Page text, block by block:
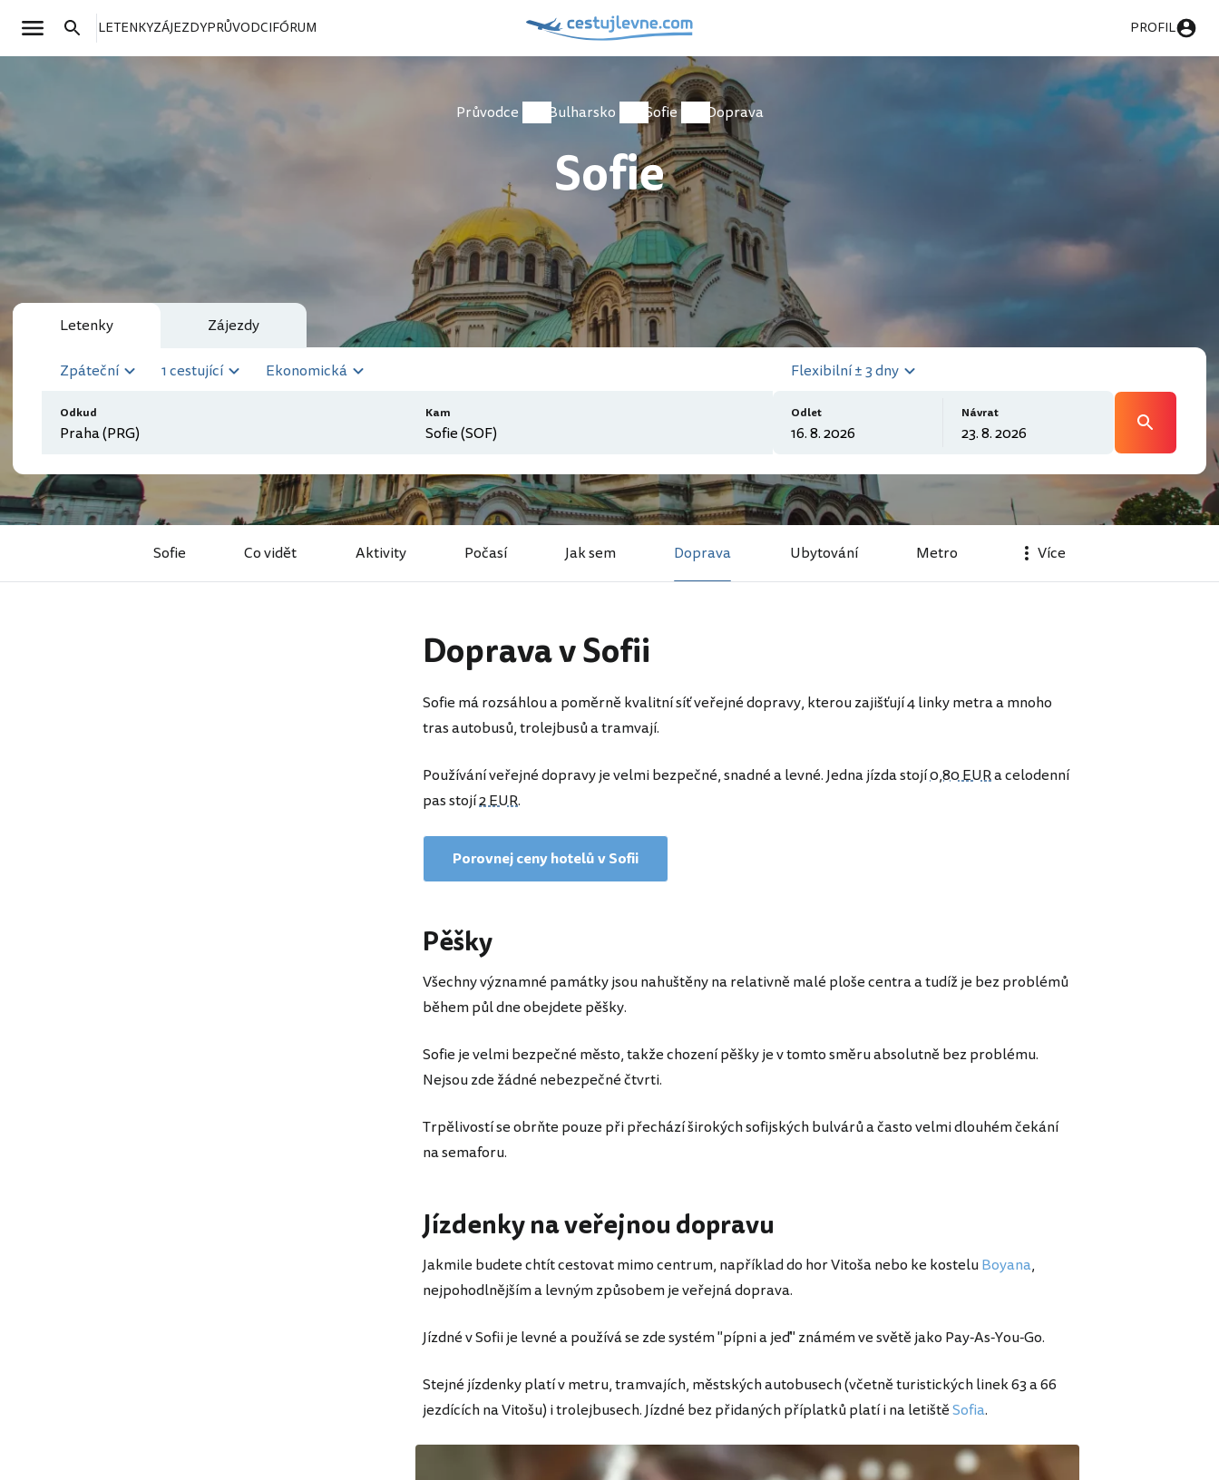
LETENKYZÁJEZDYPRŮVODCIFÓRUM PROFIL
Průvodce Bulharsko Sofie Doprava
Sofie
Letenky Zájezdy
Zpáteční 1 cestující Ekonomická
Odkud Kam
Flexibilní ± 3 dny
Odlet Návrat
Sofie Co vidět Aktivity Počasí Jak sem Doprava Ubytování Metro Více
Doprava v Sofii
Sofie má rozsáhlou a poměrně kvalitní síť veřejné dopravy, kterou zajišťují 4 linky metra a mnoho
tras autobusů, trolejbusů a tramvají.
Používání veřejné dopravy je velmi bezpečné, snadné a levné. Jedna jízda stojí0,80 EURa celodenní
pas stojí2 EUR.
Porovnej ceny hotelů v Sofii
Pěšky
Všechny významné památky jsou nahuštěny na relativně malé ploše centra a tudíž je bez problémů
během půl dne obejdete pěšky.
Sofie je velmi bezpečné město, takže chození pěšky je v tomto směru absolutně bez problému.
Nejsou zde žádné nebezpečné čtvrti.
Trpělivostí se obrňte pouze při přechází širokých sofijských bulvárů a často velmi dlouhém čekání
na semaforu.
Jízdenky na veřejnou dopravu
Jakmile budete chtít cestovat mimo centrum, například do hor Vitoša nebo ke kosteluBoyana,
nejpohodlnějším a levným způsobem je veřejná doprava.
Jízdné v Sofii je levné a používá se zde systém "pípni a jeď" známém ve světě jako Pay-As-You-Go.
Stejné jízdenky platí v metru, tramvajích, městských autobusech (včetně turistických linek 63 a 66
jezdících na Vitošu) i trolejbusech. Jízdné bez přidaných příplatků platí i na letištěSofia.